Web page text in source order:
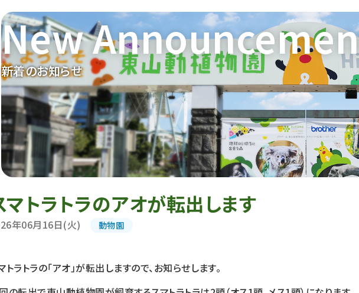
新着のお知らせ
New
マトラトラのアオが転出します
年06月16日(火) 動物園
トラトラの「アオ」が転出しますので、お知らせします。